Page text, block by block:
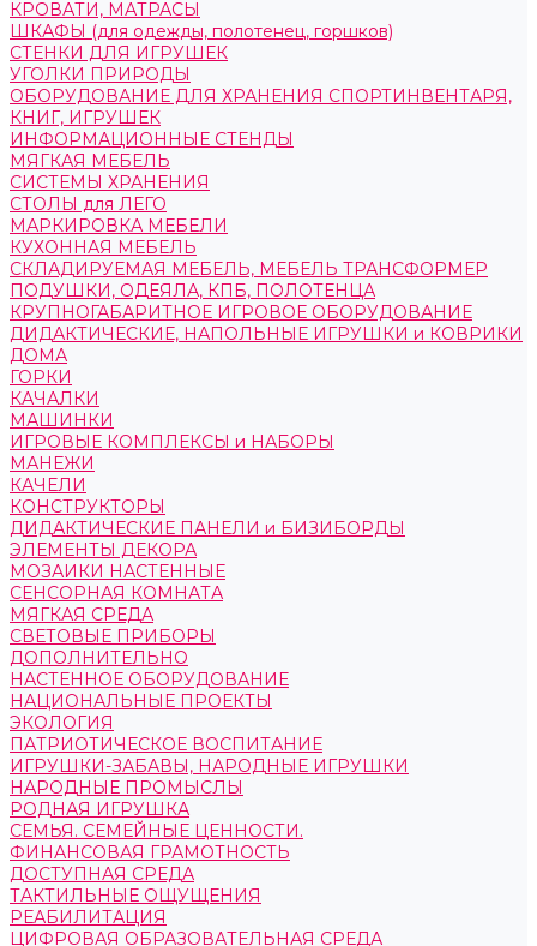
КРОВАТИ, МАТРАСЫ
ШКАФЫ (для одежды, полотенец, горшков)
СТЕНКИ ДЛЯ ИГРУШЕК
УГОЛКИ ПРИРОДЫ
ОБОРУДОВАНИЕ ДЛЯ ХРАНЕНИЯ СПОРТИНВЕНТАРЯ,
КНИГ, ИГРУШЕК
ИНФОРМАЦИОННЫЕ СТЕНДЫ
МЯГКАЯ МЕБЕЛЬ
СИСТЕМЫ ХРАНЕНИЯ
СТОЛЫ для ЛЕГО
МАРКИРОВКА МЕБЕЛИ
КУХОННАЯ МЕБЕЛЬ
СКЛАДИРУЕМАЯ МЕБЕЛЬ, МЕБЕЛЬ ТРАНСФОРМЕР
ПОДУШКИ, ОДЕЯЛА, КПБ, ПОЛОТЕНЦА
КРУПНОГАБАРИТНОЕ ИГРОВОЕ ОБОРУДОВАНИЕ
ДИДАКТИЧЕСКИЕ, НАПОЛЬНЫЕ ИГРУШКИ и КОВРИКИ
ДОМА
ГОРКИ
КАЧАЛКИ
МАШИНКИ
ИГРОВЫЕ КОМПЛЕКСЫ и НАБОРЫ
МАНЕЖИ
КАЧЕЛИ
КОНСТРУКТОРЫ
ДИДАКТИЧЕСКИЕ ПАНЕЛИ и БИЗИБОРДЫ
ЭЛЕМЕНТЫ ДЕКОРА
МОЗАИКИ НАСТЕННЫЕ
СЕНСОРНАЯ КОМНАТА
МЯГКАЯ СРЕДА
СВЕТОВЫЕ ПРИБОРЫ
ДОПОЛНИТЕЛЬНО
НАСТЕННОЕ ОБОРУДОВАНИЕ
НАЦИОНАЛЬНЫЕ ПРОЕКТЫ
ЭКОЛОГИЯ
ПАТРИОТИЧЕСКОЕ ВОСПИТАНИЕ
ИГРУШКИ-ЗАБАВЫ, НАРОДНЫЕ ИГРУШКИ
НАРОДНЫЕ ПРОМЫСЛЫ
РОДНАЯ ИГРУШКА
СЕМЬЯ. СЕМЕЙНЫЕ ЦЕННОСТИ.
ФИНАНСОВАЯ ГРАМОТНОСТЬ
ДОСТУПНАЯ СРЕДА
ТАКТИЛЬНЫЕ ОЩУЩЕНИЯ
РЕАБИЛИТАЦИЯ
ЦИФРОВАЯ ОБРАЗОВАТЕЛЬНАЯ СРЕДА